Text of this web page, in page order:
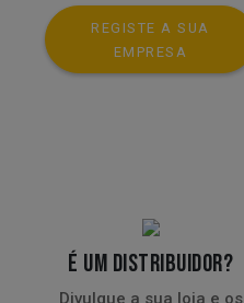
REGISTE A SUA
EMPRESA
É UM DISTRIBUIDOR?
Divulgue a sua loja e os